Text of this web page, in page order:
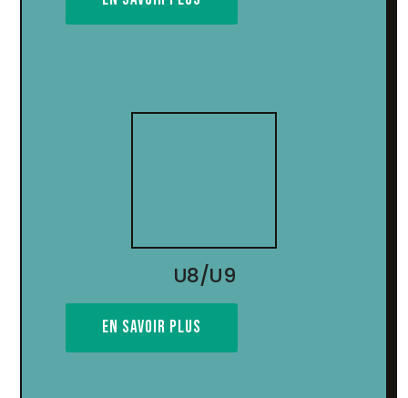
U8/U9
EN SAVOIR PLUS